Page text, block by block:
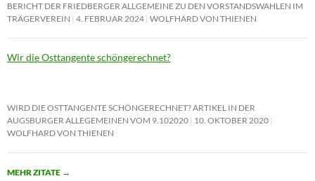
BERICHT DER FRIEDBERGER ALLGEMEINE ZU DEN VORSTANDSWAHLEN IM
TRÄGERVEREIN 4. FEBRUAR 2024 WOLFHARD VON THIENEN
Wir die Osttangente schöngerechnet?
WIRD DIE OSTTANGENTE SCHÖNGERECHNET? ARTIKEL IN DER
AUGSBURGER ALLEGEMEINEN VOM 9.102020 10. OKTOBER 2020
WOLFHARD VON THIENEN
MEHR ZITATE →